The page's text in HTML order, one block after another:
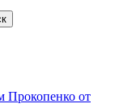
Прокопенко от